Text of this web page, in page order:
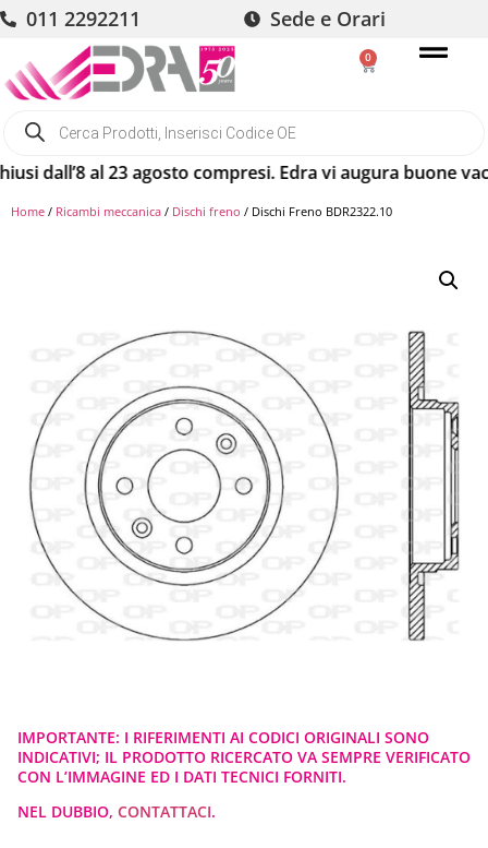
011 2292211 Sede e Orari
0
al 23 agosto compresi. Edra vi augura buone
Home / Ricambi meccanica / Dischi freno / Dischi Freno BDR2322.10
IMPORTANTE: I RIFERIMENTI AI CODICI ORIGINALI SONO
INDICATIVI; IL PRODOTTO RICERCATO VA SEMPRE VERIFICATO
CON L’IMMAGINE ED I DATI TECNICI FORNITI.
NEL DUBBIO, CONTATTACI.